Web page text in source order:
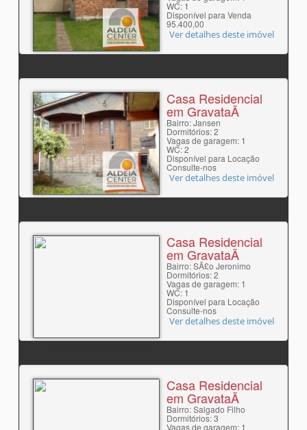
WC: 1
Disponível para Venda
95.400,00
Ver detalhes deste imóvel
Casa Residencial
em GravataÃ­
Bairro: Jansen
Dormitórios: 2
Vagas de garagem: 1
WC: 2
Disponível para Locação
Consulte-nos
Ver detalhes deste imóvel
Casa Residencial
em GravataÃ­
Bairro: SÃ£o Jeronimo
Dormitórios: 2
Vagas de garagem: 1
WC: 1
Disponível para Locação
Consulte-nos
Ver detalhes deste imóvel
Casa Residencial
em GravataÃ­
Bairro: Salgado Filho
Dormitórios: 3
Vagas de garagem: 1